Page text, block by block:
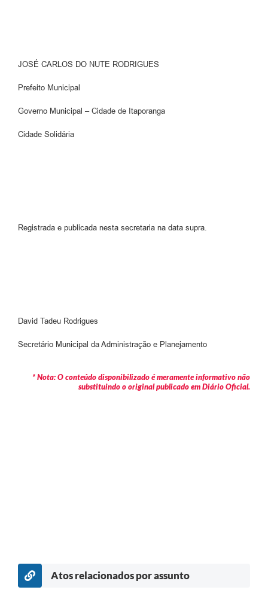
JOSÉ CARLOS DO NUTE RODRIGUES
Prefeito Municipal
Governo Municipal – Cidade de Itaporanga
Cidade Solidária
Registrada e publicada nesta secretaria na data supra.
David Tadeu Rodrigues
Secretário Municipal da Administração e Planejamento
* Nota: O conteúdo disponibilizado é meramente informativo não
substituindo o original publicado em Diário Oficial.
Atos relacionados por assunto